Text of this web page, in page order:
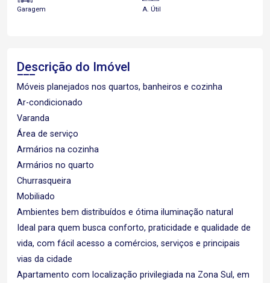
Garagem A. Útil
Descrição do Imóvel
Móveis planejados nos quartos, banheiros e cozinha
Ar-condicionado
Varanda
Área de serviço
Armários na cozinha
Armários no quarto
Churrasqueira
Mobiliado
Ambientes bem distribuídos e ótima iluminação natural
Ideal para quem busca conforto, praticidade e qualidade de
vida, com fácil acesso a comércios, serviços e principais
vias da cidade
Apartamento com localização privilegiada na Zona Sul, em